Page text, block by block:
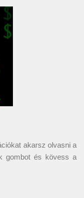
akarsz olvasni a
gombot és kövess a